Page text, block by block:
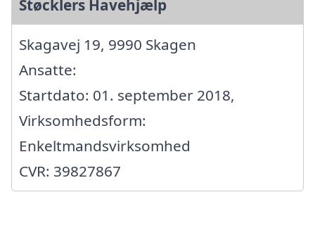
Støcklers Havehjælp
Skagavej 19, 9990 Skagen
Ansatte:
Startdato: 01. september 2018,
Virksomhedsform:
Enkeltmandsvirksomhed
CVR: 39827867